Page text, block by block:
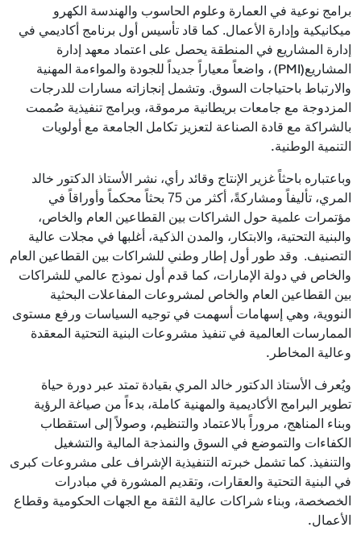
برامج نوعية في العمارة وعلوم الحاسوب والهندسة الكهرو
ميكانيكية وإدارة الأعمال. كما قاد تأسيس أول برنامج أكاديمي في
إدارة المشاريع في المنطقة يحصل على اعتماد معهد إدارة
المشاريع(PMI) ، واضعاً معياراً جديداً للجودة والمواءمة المهنية
والارتباط باحتياجات السوق. وتشمل إنجازاته مسارات للدرجات
المزدوجة مع جامعات بريطانية مرموقة، وبرامج تنفيذية صُممت
بالشراكة مع قادة الصناعة لتعزيز تكامل الجامعة مع أولويات
التنمية الوطنية.
وباعتباره باحثاً غزير الإنتاج وقائد رأي، نشر الأستاذ الدكتور خالد
المري، تأليفاً ومشاركةً، أكثر من 75 بحثاً محكماً وأوراقاً في
مؤتمرات علمية حول الشراكات بين القطاعين العام والخاص،
والبنية التحتية، والابتكار، والمدن الذكية، أغلبها في مجلات عالية
التصنيف. وقد طور أول إطار وطني للشراكات بين القطاعين العام
والخاص في دولة الإمارات، كما قدم أول نموذج عالمي للشراكات
بين القطاعين العام والخاص لمشروعات المفاعلات البحثية
النووية، وهي إسهامات أسهمت في توجيه السياسات ورفع مستوى
الممارسات العالمية في تنفيذ مشروعات البنية التحتية المعقدة
وعالية المخاطر .
ويُعرف الأستاذ الدكتور خالد المري بقيادة تمتد عبر دورة حياة
تطوير البرامج الأكاديمية والمهنية كاملة، بدءاً من صياغة الرؤية
وبناء المناهج، مروراً بالاعتماد والتنظيم، وصولاً إلى استقطاب
الكفاءات والتموضع في السوق والنمذجة المالية والتشغيل
والتنفيذ. كما تشمل خبرته التنفيذية الإشراف على مشروعات كبرى
في البنية التحتية والعقارات، وتقديم المشورة في مبادرات
الخصخصة، وبناء شراكات عالية الثقة مع الجهات الحكومية وقطاع
الأعمال.